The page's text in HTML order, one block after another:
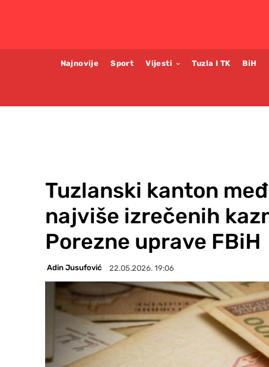
Najnovije Sport Vijesti Tuzla I TK BiH
Tuzlanski kanton
najviše izrečenih
Porezne uprave FBiH
Adin Jusufović 22.05.2026. 19:06